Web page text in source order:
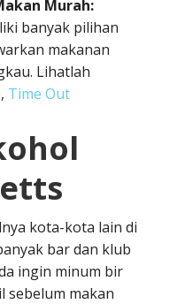
Murah:
banyak pilihan
makanan
Lihatlah
, Time Out
kota-kota lain di
bar dan klub
ingin minum bir
sebelum makan